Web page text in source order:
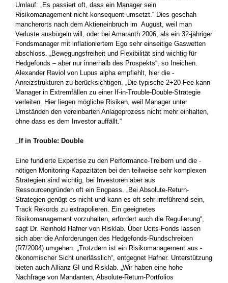
Umlauf: „Es ­passiert oft, dass ein Manager sein
Risikomanagement nicht konsequent umsetzt.“ Dies geschah
mancherorts nach dem Aktieneinbruch im August, weil man
Verluste ausbügeln will, oder bei Amaranth 2006, als ein 32-jähriger
Fondsmanager mit inflationiertem Ego sehr einseitige Gaswetten
abschloss. „Bewegungsfreiheit und Flexibilität sind ­wichtig für
Hedgefonds – aber nur innerhalb des Prospekts“, so Ineichen.
Alexander Raviol von Lupus alpha empfiehlt, hier die ­
Anreizstrukturen zu berücksichtigen. „Die typische 2+20-Fee kann
Manager in ­Extremfällen zu einer If-in-Trouble-Double-Strategie
verleiten. Hier liegen mögliche Risiken, weil Manager unter
Umständen den ­vereinbarten Anlageprozess nicht mehr einhalten,
ohne dass es dem ­Investor ­auffällt.“
_If in Trouble: Double
Eine fundierte Expertise zu den Performance-Treibern und die ­
nötigen Monitoring-Kapazitäten bei den teilweise sehr komplexen
Strategien sind wichtig, bei Investoren aber aus
Ressourcengründen oft ein Engpass. „Bei Absolute-­Return-
Strategien genügt es nicht und kann es oft sehr irreführend sein,
Track Rekords zu extrapolieren. Ein geeignetes
Risikomanagement vorzuhalten, erfordert auch die Regulierung“,
sagt Dr. Reinhold Hafner von Risklab. Über Ucits-Fonds ­lassen
sich aber die Anforder­ungen des Hedgefonds-Rundschreiben
(R7/2004) umgehen. „Trotzdem ist ein Risikomanagement aus ­
ökonomischer Sicht unerlässlich“, entgegnet Hafner. Unterstützung
bieten auch Allianz GI und Risklab. „Wir haben eine ­hohe
Nachfrage von Mandanten, Absolute-Return-Portfolios